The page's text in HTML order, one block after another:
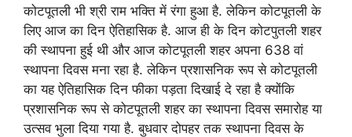
कोटपूतली भी श्री राम भक्ति में रंगा हुआ है. लेकिन कोटपूतली के
लिए आज का दिन ऐतिहासिक है. आज ही के दिन कोटपुतली शहर
की स्थापना हुई थी और आज कोटपूतली शहर अपना 638 वां
स्थापना दिवस मना रहा है. लेकिन प्रशासनिक रूप से कोटपूतली
का यह ऐतिहासिक दिन फीका पड़ता दिखाई दे रहा है क्योंकि
प्रशासनिक रूप से कोटपूतली शहर का स्थापना दिवस समारोह या
उत्सव भुला दिया गया है. बुधवार दोपहर तक स्थापना दिवस के